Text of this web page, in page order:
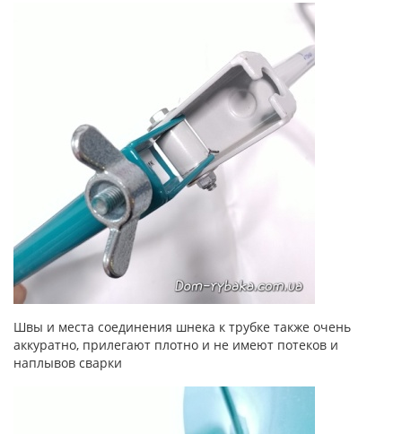
Швы и места соединения шнека к трубке также очень
аккуратно, прилегают плотно и не имеют потеков и
наплывов сварки